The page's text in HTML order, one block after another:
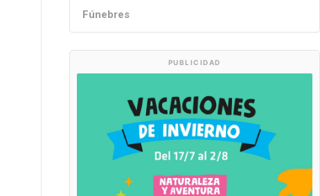
Fúnebres
PUBLICIDAD